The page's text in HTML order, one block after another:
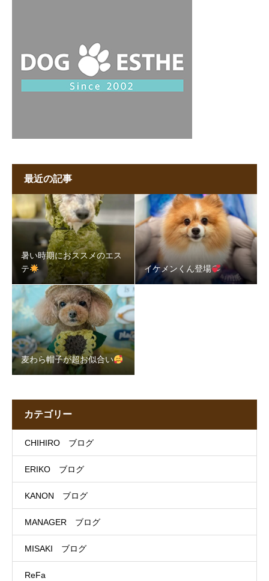
最近の記事
暑い時期におススメのエス
テ
イケメンくん登場
麦わら帽子が超お似合い
カテゴリー
CHIHIRO ブログ
ERIKO ブログ
KANON ブログ
MANAGER ブログ
MISAKI ブログ
ReFa